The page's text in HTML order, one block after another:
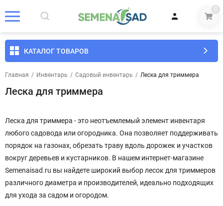
0
КАТАЛОГ ТОВАРОВ
Главная / Инвентарь / Садовый инвентарь / Леска для триммера
Леска для триммера
Леска для триммера - это неотъемлемый элемент инвентаря
любого садовода или огородника. Она позволяет поддерживать
порядок на газонах, обрезать траву вдоль дорожек и участков
вокруг деревьев и кустарников. В нашем интернет-магазине
Semenaisad.ru вы найдете широкий выбор лесок для триммеров
различного диаметра и производителей, идеально подходящих
для ухода за садом и огородом.